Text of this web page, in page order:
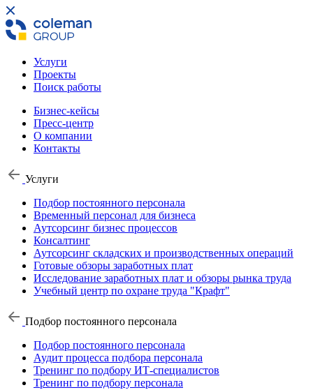
Услуги
Проекты
Поиск работы
Бизнес-кейсы
Пресс-центр
О компании
Контакты
Услуги
Подбор постоянного персонала
Временный персонал для бизнеса
Аутсорсинг бизнес процессов
Консалтинг
Аутсорсинг складских и производственных операций
Готовые обзоры заработных плат
Исследование заработных плат и обзоры рынка труда
Учебный центр по охране труда "Крафт"
Подбор постоянного персонала
Подбор постоянного персонала
Аудит процесса подбора персонала
Тренинг по подбору ИТ-специалистов
Тренинг по подбору персонала